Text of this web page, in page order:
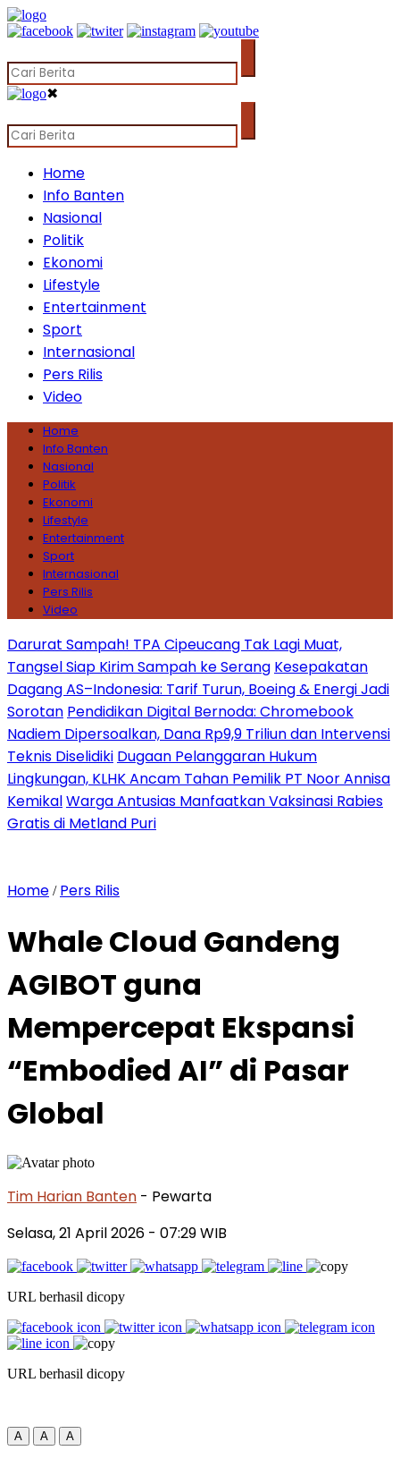
✖
Home
Info Banten
Nasional
Politik
Ekonomi
Lifestyle
Entertainment
Sport
Internasional
Pers Rilis
Video
Home
Info Banten
Nasional
Politik
Ekonomi
Lifestyle
Entertainment
Sport
Internasional
Pers Rilis
Video
Darurat Sampah! TPA Cipeucang Tak Lagi Muat,
Tangsel Siap Kirim Sampah ke Serang Kesepakatan
Dagang AS–Indonesia: Tarif Turun, Boeing & Energi Jadi
Sorotan Pendidikan Digital Bernoda: Chromebook
Nadiem Dipersoalkan, Dana Rp9,9 Triliun dan Intervensi
Teknis Diselidiki Dugaan Pelanggaran Hukum
Lingkungan, KLHK Ancam Tahan Pemilik PT Noor Annisa
KemikalWarga Antusias Manfaatkan Vaksinasi Rabies
Gratis di Metland Puri
Home / Pers Rilis
Whale Cloud Gandeng
AGIBOT guna
Mempercepat Ekspansi
“Embodied AI” di Pasar
Global
Tim Harian Banten - Pewarta
Selasa, 21 April 2026 - 07:29 WIB
URL berhasil dicopy
URL berhasil dicopy
A A A